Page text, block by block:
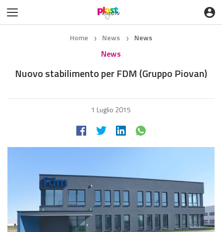
Home ❯ News ❯ News
News
Nuovo stabilimento per FDM (Gruppo Piovan)
1 Luglio 2015